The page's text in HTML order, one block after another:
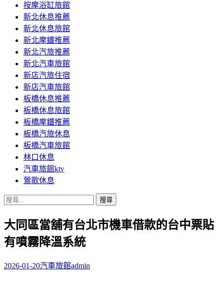
按摩浴缸旅館
新北休息推薦
新北休息旅館
新北摩鐵推薦
新北汽旅推薦
新北汽車旅館
新店汽旅住宿
新店汽車旅館
板橋休息推薦
板橋休息旅館
板橋摩鐵推薦
板橋汽旅休息
板橋汽車旅館
林口休息
汽車旅館ktv
鶯歌休息
搜
關
鍵
字:
大同區當舖有台北市機車借款的台中票貼
有噴霧降溫系統
2026-01-20汽車旅館admin